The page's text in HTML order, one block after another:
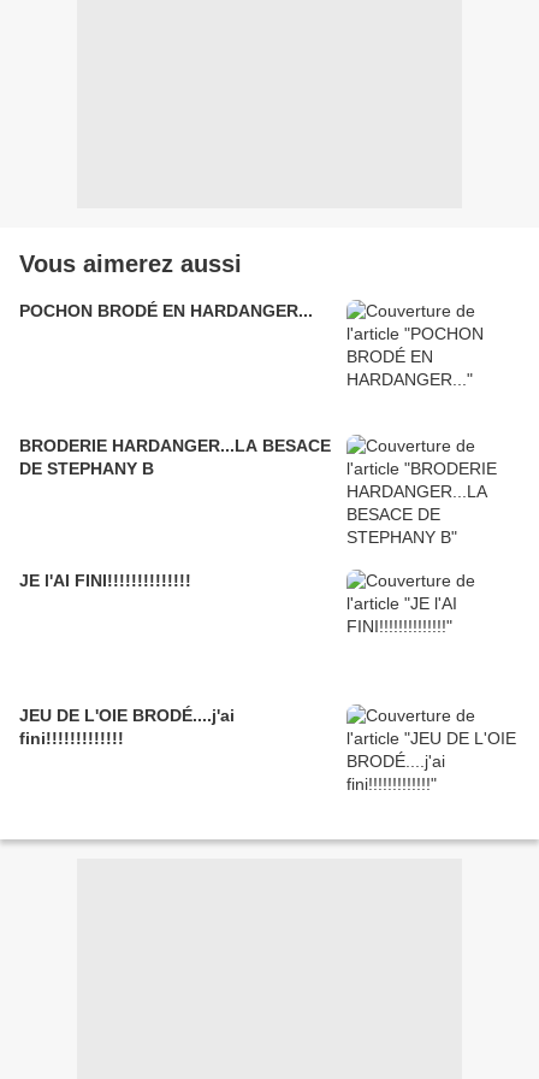
Vous aimerez aussi
POCHON BRODÉ EN HARDANGER...
BRODERIE HARDANGER...LA BESACE
DE STEPHANY B
JE l'AI FINI!!!!!!!!!!!!!!
JEU DE L'OIE BRODÉ....j'ai
fini!!!!!!!!!!!!!